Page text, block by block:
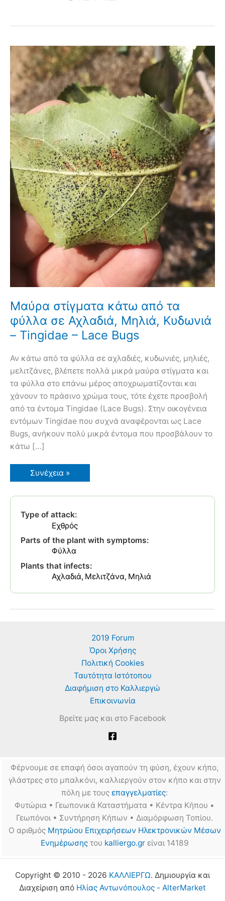
Μαύρα στίγματα κάτω από τα
φύλλα σε Αχλαδιά, Μηλιά, Κυδωνιά
– Tingidae – Lace Bugs
Αν κάτω από τα φύλλα σε αχλαδιές, κυδωνιές, μηλιές,
μελιτζάνες, βλέπετε πολλά μικρά μαύρα στίγματα και
τα φύλλα στο επάνω μέρος αποχρωματίζονται και
χάνουν το πράσινο χρώμα τους, τότε έχετε προσβολή
από τα έντομα Tingidae (Lace Bugs). Στην οικογένεια
εντόμων Tingidae που συχνά αναφέρονται ως Lace
Bugs, ανήκουν πολύ μικρά έντομα που προσβάλουν το
κάτω […]
Μαύρα
στίγματα
από
φύλλα
σε
Αχλαδιά,
Κυδωνιά
Tingidae
–
Lace
Συνέχεια »
Type of attack:
Εχθρός
Parts of the plant with symptoms:
Φύλλα
Plants that infects:
Αχλαδιά Μελιτζάνα Μηλιά
2019 Forum
Όροι Χρήσης
Πολιτική Cookies
Ταυτότητα Ιστότοπου
Διαφήμιση στο Καλλιεργώ
Επικοινωνία
Βρείτε μας και στο Facebook
Φέρνουμε σε επαφή όσοι αγαπούν τη φύση, έχουν κήπο,
γλάστρες στο μπαλκόνι, καλλιεργούν στον κήπο και στην
πόλη με τους επαγγελματίες:
Φυτώρια • Γεωπονικά Καταστήματα • Κέντρα Κήπου •
Γεωπόνοι • Συντήρηση Κήπων • Διαμόρφωση Τοπίου.
Ο αριθμός Μητρώου Επιχειρήσεων Ηλεκτρονικών Μέσων
Ενημέρωσηςτου kalliergo.grείναι 14189
Copyright © 2010 - 2026 ΚΑΛΛΙΕΡΓΩ. Δημιουργία και
Διαχείριση από Ηλίας Αντωνόπουλος - AlterMarket